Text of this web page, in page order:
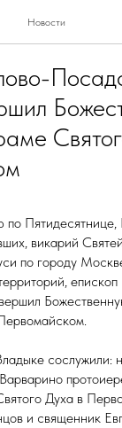
Новости
Пятидесятнице,
викарий
по городу
сослужили:
Духа в
и священник